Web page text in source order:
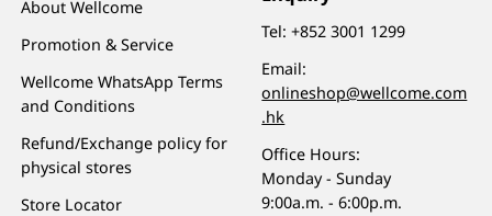
About Wellcome
Promotion & Service
Wellcome WhatsApp Terms
and Conditions
Refund/Exchange policy for
physical stores
Store Locator
Tel:+852 3001 1299
Email:
onlineshop@wellcome.com
.hk
Office Hours:
Monday - Sunday
9:00a.m. - 6:00p.m.